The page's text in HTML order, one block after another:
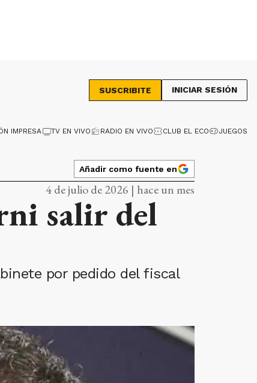
SUSCRIBITE INICIAR SESIÓN
IMPRESA TV EN VIVO RADIO EN VIVO CLUB EL ECO JUEGOS
Añadir como fuente en
4 de julio de 2026 | hace un mes
salir del
por pedido del fiscal